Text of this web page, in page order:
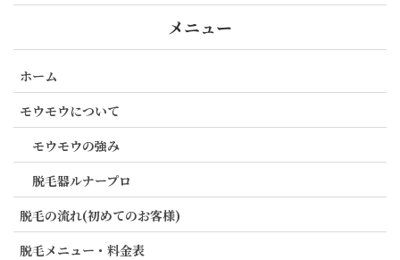
メニュー
ホーム
モウモウについて
モウモウの強み
脱毛器ルナープロ
脱毛の流れ(初めてのお客様)
脱毛メニュー・料金表